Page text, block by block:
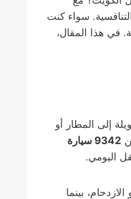
سواء كنت
في هذا المقال،
إلى المطار أو
9342 سيارة
اليومي.
بينما